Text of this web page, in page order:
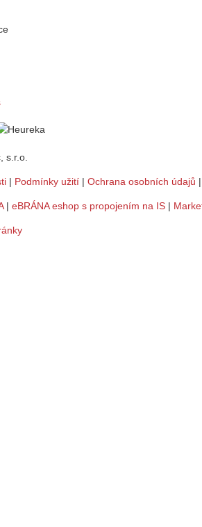
s.r.o.
| Podmínky užití | Ochrana osobních údajů
| eBRÁNA eshop s propojením na IS |